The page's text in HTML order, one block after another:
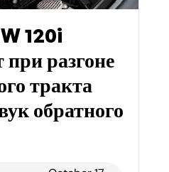
120i
при разгоне
тракта
обратного